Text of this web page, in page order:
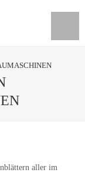
aller im